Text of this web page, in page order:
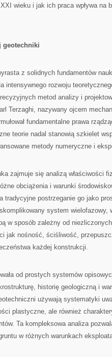
wieku i jak ich praca wpływa na
geotechniki
z solidnych fundamentów
intensywnego rozwoju
metod analizy i
Terzaghi, nazywany ojcem
fundamentalne prawa
teorie nadal stanowią szkielet
metody numeryczne i
zajmuje się analizą właściwości
obciążenia i warunki
tradycyjne postrzeganie go jako
system wielofazowy,
w sposób zależny od
jak nośność, ściśliwość,
każdej konstrukcji.
od prostych systemów
historię geologiczną i
używają systematyki
plastyczne, ale również
Ta kompleksowa analiza
w różnych warunkach